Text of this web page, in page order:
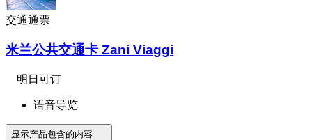
交通通票
米兰公共交通卡 Zani Viaggi
明日可订
语音导览
显示产品包含的内容